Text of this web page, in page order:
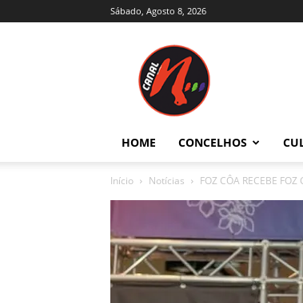
Sábado, Agosto 8, 2026
Trás-
e
Alto
Douro
HOME CONCELHOS
Início Notícias FOZ CÔA RECEBE